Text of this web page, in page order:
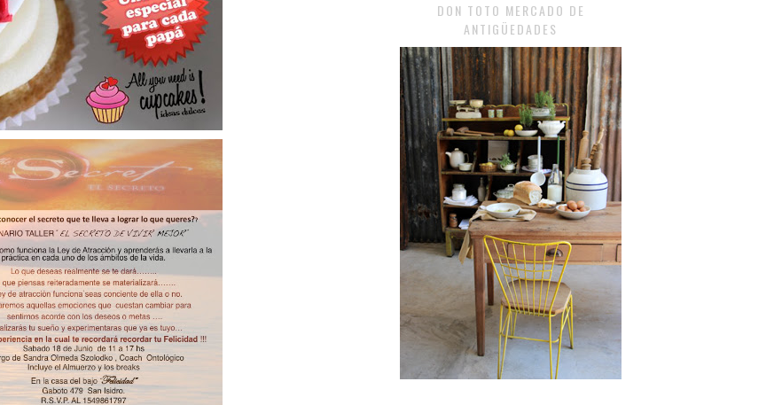
DON TOTO MERCADO DE
ANTIGÜEDADES